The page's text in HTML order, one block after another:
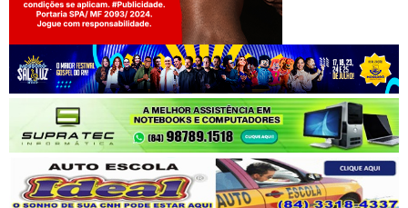
Jogue com responsabilidade. 18+